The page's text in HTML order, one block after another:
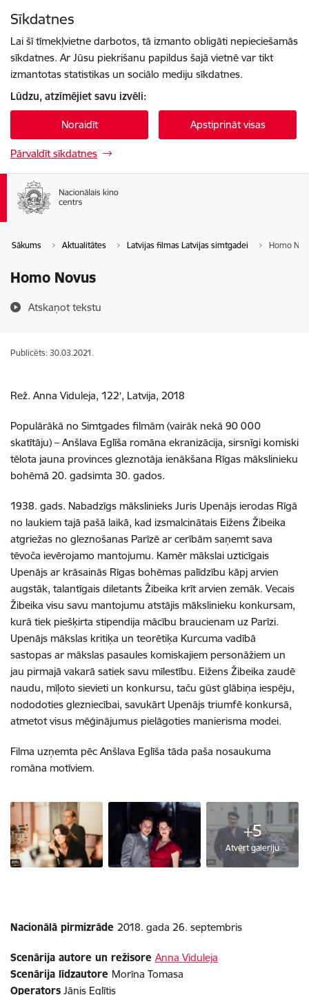
Sīkdatnes
Lai šī tīmekļvietne darbotos, tā izmanto obligāti nepieciešamās
sīkdatnes. Ar Jūsu piekrišanu papildus šajā vietnē var tikt
izmantotas statistikas un sociālo mediju sīkdatnes.
Lūdzu, atzīmējiet savu izvēli:
Noraidīt Apstiprināt visas
Pārvaldīt sīkdatnes
Sākums Aktualitātes Latvijas filmas Latvijas simtgadei Homo
Homo Novus
Atskaņot tekstu
Publicēts: 30.03.2021.
Rež. Anna Viduleja, 122′, Latvija, 2018
Populārākā no Simtgades filmām (vairāk nekā 90 000
skatītāju) – Anšlava Eglīša romāna ekranizācija, sirsnīgi komiski
tēlota jauna provinces gleznotāja ienākšana Rīgas mākslinieku
bohēmā 20. gadsimta 30. gados.
1938. gads. Nabadzīgs mākslinieks Juris Upenājs ierodas Rīgā
no laukiem tajā pašā laikā, kad izsmalcinātais Eižens Žibeika
atgriežas no gleznošanas Parīzē ar cerībām saņemt sava
tēvoča ievērojamo mantojumu. Kamēr mākslai uzticīgais
Upenājs ar krāsainās Rīgas bohēmas palīdzību kāpj arvien
augstāk, talantīgais diletants Žibeika krīt arvien zemāk. Vecais
Žibeika visu savu mantojumu atstājis mākslinieku konkursam,
kurā tiek piešķirta stipendija mācību braucienam uz Parīzi.
Upenājs mākslas kritiķa un teorētiķa Kurcuma vadībā
sastopas ar mākslas pasaules komiskajiem personāžiem un
jau pirmajā vakarā satiek savu mīlestību. Eižens Žibeika zaudē
naudu, mīļoto sievieti un konkursu, taču gūst glābiņa iespēju,
nododoties glezniecībai, savukārt Upenājs triumfē konkursā,
atmetot visus mēģinājumus pielāgoties manierisma modei.
Filma uzņemta pēc Anšlava Eglīša tāda paša nosaukuma
romāna motīviem.
+5
Atvērt galeriju
Nacionālā pirmizrāde 2018. gada 26. septembris
Scenārija autore un režisore Anna Viduleja
Scenārija līdzautore Morīna Tomasa
Operators Jānis Eglītis